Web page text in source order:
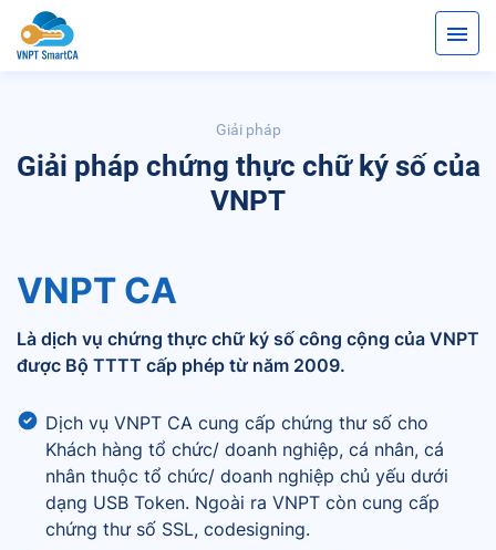
Giải pháp
Giải pháp chứng thực chữ ký số của
VNPT
VNPT CA
Là dịch vụ chứng thực chữ ký số công cộng của VNPT
được Bộ TTTT cấp phép từ năm 2009.
Dịch vụ VNPT CA cung cấp chứng thư số cho
Khách hàng tổ chức/ doanh nghiệp, cá nhân, cá
nhân thuộc tổ chức/ doanh nghiệp chủ yếu dưới
dạng USB Token. Ngoài ra VNPT còn cung cấp
chứng thư số SSL, codesigning.